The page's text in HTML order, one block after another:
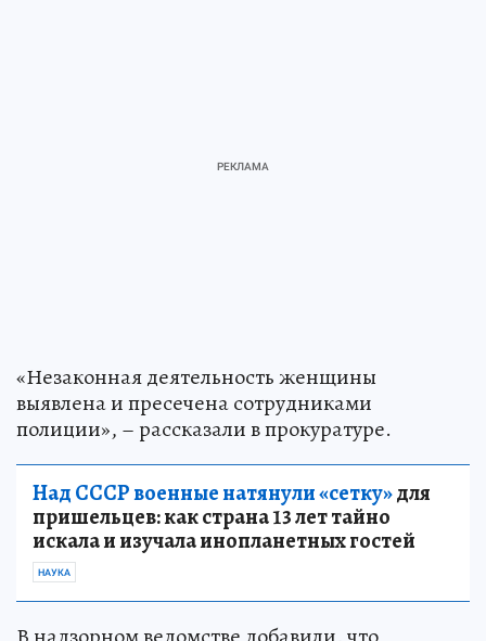
«Незаконная деятельность женщины
выявлена и пресечена сотрудниками
полиции», – рассказали в прокуратуре.
Над СССР военные натянули «сетку»для
пришельцев: как страна 13 лет тайно
искала и изучала инопланетных гостей
НАУКА